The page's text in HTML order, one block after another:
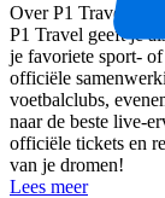
Over P1 Travel
P1 Travel geeft je
je favoriete sport-
officiële
voetbalclubs,
naar de beste live-
officiële tickets en
van je dromen!
Lees meer